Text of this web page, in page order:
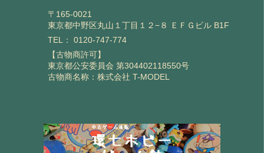
〒165-0021
東京都中野区丸山１丁目１２−８ ＥＦＧビル B1F
TEL： 0120-747-774
【古物商許可】
東京都公安委員会 第304402118550号
古物商名称：株式会社 T-MODEL